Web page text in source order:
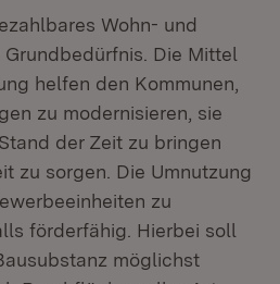
Wohn- und
Die Mittel
helfen den Kommunen,
zu modernisieren, sie
der Zeit zu bringen
zu sorgen. Die Umnutzung
zu
förderfähig. Hierbei soll
möglichst